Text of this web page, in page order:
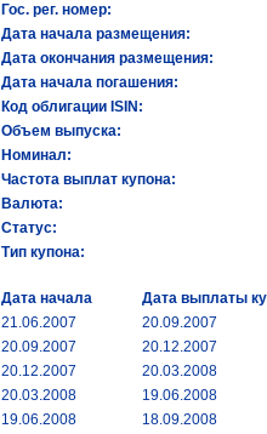
Гос. рег. номер:
Дата начала размещения:
Дата окончания размещения:
Дата начала погашения:
Код облигации ISIN:
Объем выпуска:
Номинал:
Частота выплат купона:
Валюта:
Статус:
Тип купона:
Дата начала
Дата выплаты
21.06.2007
20.09.2007
20.09.2007
20.12.2007
20.12.2007
20.03.2008
20.03.2008
19.06.2008
19.06.2008
18.09.2008